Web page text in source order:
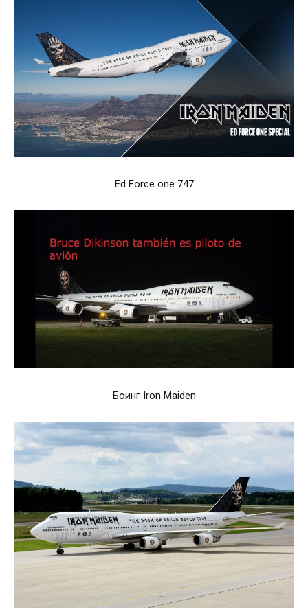
Ed Force one 747
Боинг Iron Maiden